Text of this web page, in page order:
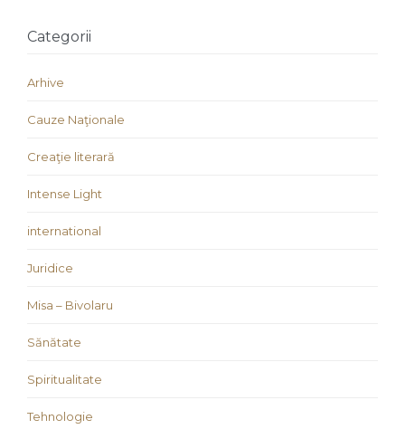
Categorii
Arhive
Cauze Naţionale
Creaţie literară
Intense Light
international
Juridice
Misa – Bivolaru
Sănătate
Spiritualitate
Tehnologie